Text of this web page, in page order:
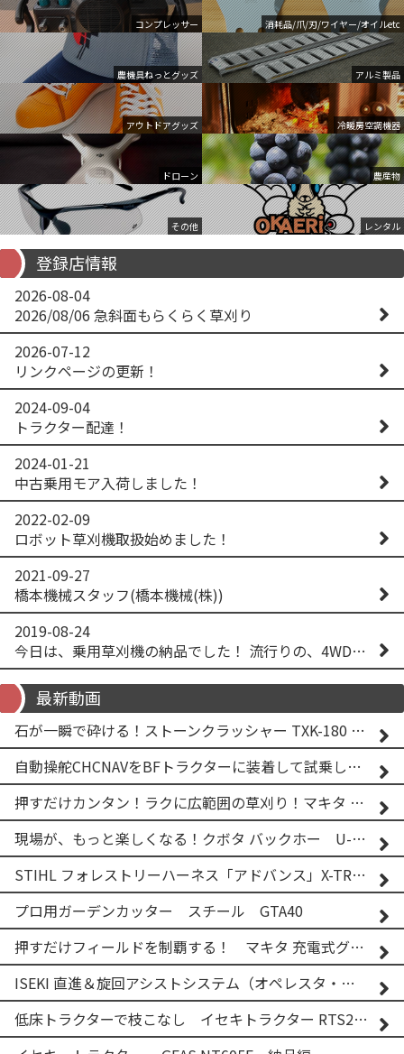
コンプレッサー 消耗品/爪/刃/ワイヤー/オイルetc
農機具ねっとグッズ アルミ製品
アウトドアグッズ 冷暖房空調機器
ドローン 農産物
その他 レンタル
登録店情報
2026-08-04
2026/08/06 急斜面もらくらく草刈り
2026-07-12
リンクページの更新！
2024-09-04
トラクター配達！
2024-01-21
中古乗用モア入荷しました！
2022-02-09
ロボット草刈機取扱始めました！
2021-09-27
橋本機械スタッフ(橋本機械(株))
2019-08-24
今日は、乗用草刈機の納品でした！ 流行りの、4WD！ #イセキアグリ #オーレック #四駆 #増税間近
最新動画
石が一瞬で砕ける！ストーンクラッシャー TXK-180 実演
自動操舵CHCNAVをBFトラクターに装着して試乗してみた！！ CHCNAV NX610
押すだけカンタン！ラクに広範囲の草刈り！マキタ バッテリー式草刈り機 MUG001G 2
現場が、もっと楽しくなる！クボタ バックホー U-25-3A
STIHL フォレストリーハーネス「アドバンス」X-TREEm
プロ用ガーデンカッター スチール GTA40
押すだけフィールドを制覇する！ マキタ 充電式グランドトリマー MUG001G
ISEKI 直進＆旋回アシストシステム（オペレスタ・ターン）搭載 イセキ 乗用田植機 PRJ8D-ZJL
低床トラクターで枝こなし イセキトラクター RTS205NS & フレールモア FNC1202F